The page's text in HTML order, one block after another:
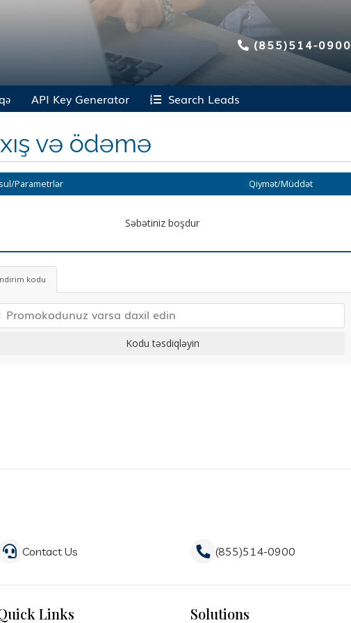
(855)514-0900
API Key Generator Search Leads
və ödəmə
Parametrlər Qiymət/Müddət
Səbətiniz boşdur
kodu
Kodu təsdiqləyin
Contact Us (855)514-0900
Links Solutions